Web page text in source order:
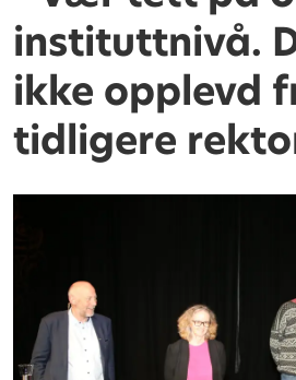
instituttnivå.
ikke opplevd
tidligere